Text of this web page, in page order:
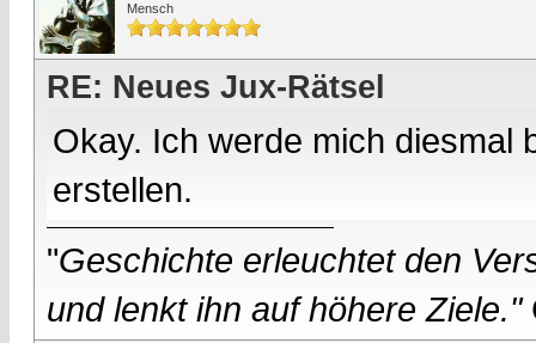
Mensch
RE: Neues Jux-Rätsel
Okay. Ich werde mich diesmal
erstellen.
"Geschichte erleuchtet den
und lenkt ihn auf höhere Ziele."